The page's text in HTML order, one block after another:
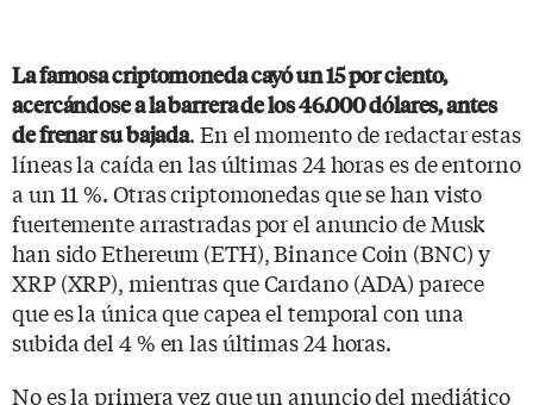
La famosa criptomoneda cayó un 15 por ciento,
acercándose a la barrera de los 46.000 dólares, antes
de frenar su bajada. En el momento de redactar estas
líneas la caída en las últimas 24 horas es de entorno
a un 11 %. Otras criptomonedas que se han visto
fuertemente arrastradas por el anuncio de Musk
han sido Ethereum (ETH), Binance Coin (BNC) y
XRP (XRP), mientras que Cardano (ADA) parece
que es la única que capea el temporal con una
subida del 4 % en las últimas 24 horas.
No es la primera vez que un anuncio del mediático